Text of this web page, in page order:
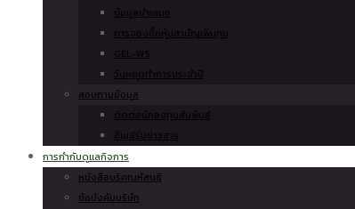
ข้อมูลนำเสนอ
การจองซื้อหุ้นสามัญเพิ่มทุน
GEL-W5
วันหยุดทำการประจำปี
สอบถามข้อมูล
ติดต่อนักลงทุนสัมพันธ์
อีเมล์รับข่าวสาร
การกำกับดูแลกิจการ
หนังสือบริคณห์สนธิ
ข้อบังคับบริษัท